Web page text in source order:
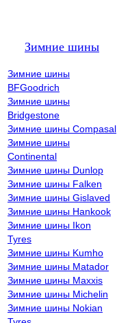
Зимние шины
Зимние шины
BFGoodrich
Зимние шины
Bridgestone
Зимние шины Compasal
Зимние шины
Continental
Зимние шины Dunlop
Зимние шины Falken
Зимние шины Gislaved
Зимние шины Hankook
Зимние шины Ikon
Tyres
Зимние шины Kumho
Зимние шины Matador
Зимние шины Maxxis
Зимние шины Michelin
Зимние шины Nokian